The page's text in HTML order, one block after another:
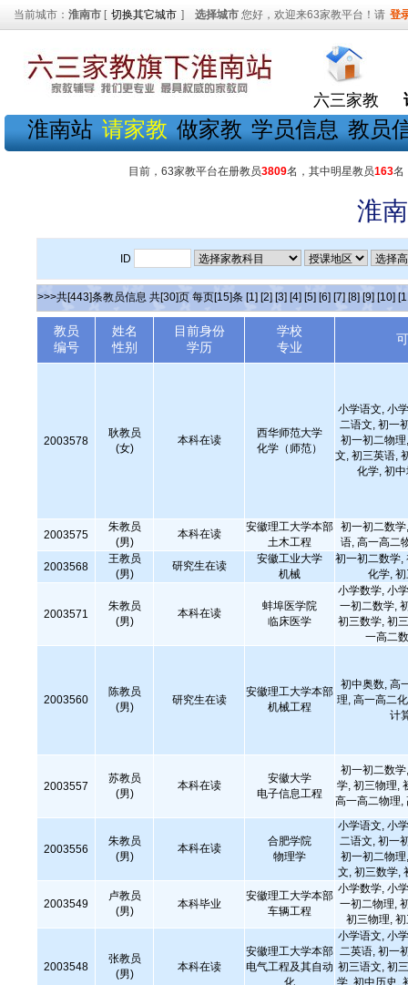
当前城市： 淮南市 [ 切换其它城市 ] 选择城市 您好，欢迎来63家教平台！请 登
六三家教
淮南站 请家教 做家教 学员信息 教员
目前，63家教平台在册教员3809名，其中明星教员163名
淮
ID
>>>共[443]条教员信息 共[30]页 每页[15]条 [1] [2] [3] [4] [5] [6] [7] [8] [9] [10]
教员
编号
姓名
性别
目前身份
学历
学校
专业
2003578
耿教员
(女)
本科在读
西华师范大学
化学（师范）
小学语文, 小
二语文, 初一
初一初二物
文, 初三英语,
化学, 初
2003575
朱教员
(男)
本科在读
安徽理工大学本部
土木工程
初一初二数
语, 高一高二
2003568
王教员
(男)
研究生在读
安徽工业大学
机械
初一初二数学,
化学,
2003571
朱教员
(男)
本科在读
蚌埠医学院
临床医学
小学数学, 小
一初二数学,
初三数学, 初
一高二
2003560
陈教员
(男)
研究生在读
安徽理工大学本部
机械工程
初中奥数, 高
理, 高一高二
计
2003557
苏教员
(男)
本科在读
安徽大学
电子信息工程
初一初二数
学, 初三物理,
高一高二物理,
2003556
朱教员
(男)
本科在读
合肥学院
物理学
小学语文, 小
二语文, 初一
初一初二物
文, 初三数学,
2003549
卢教员
(男)
本科毕业
安徽理工大学本部
车辆工程
小学数学, 小
一初二物理,
初三物理,
2003548
张教员
(男)
本科在读
安徽理工大学本部
电气工程及其自动
化
小学语文, 小
二英语, 初一
初三语文, 初
学, 初中历史,